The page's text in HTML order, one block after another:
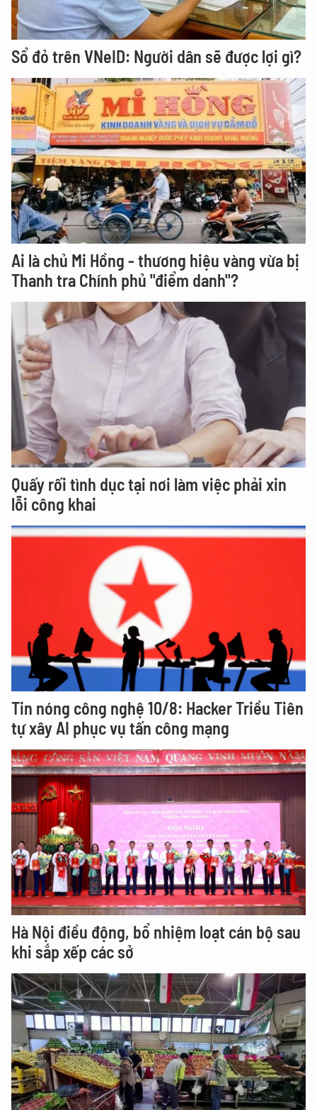
Sổ đỏ trên VNeID: Người dân sẽ được lợi gì?
Ai là chủ Mi Hồng - thương hiệu vàng vừa bị
Thanh tra Chính phủ "điểm danh"?
Quấy rối tình dục tại nơi làm việc phải xin
lỗi công khai
Tin nóng công nghệ 10/8: Hacker Triều Tiên
tự xây AI phục vụ tấn công mạng
Hà Nội điều động, bổ nhiệm loạt cán bộ sau
khi sắp xếp các sở